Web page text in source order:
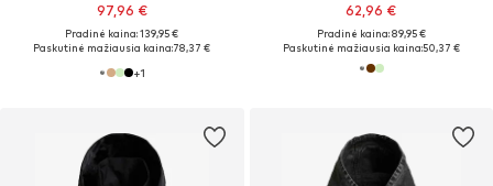
97,96 €
Pradinė kaina: 139,95 €
Paskutinė mažiausia kaina:78,37 €
+1
62,96 €
Pradinė kaina: 89,95 €
Paskutinė mažiausia kaina:50,37 €